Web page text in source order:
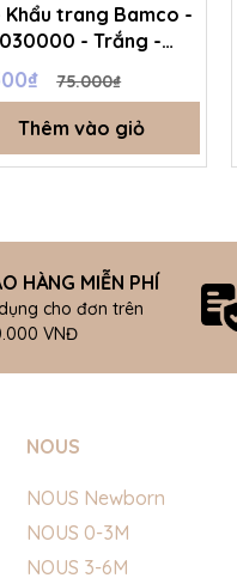
Khẩu trang Bamco -
- Trắng -
- Free size -
75.000₫
Thêm vào giỏ
HÀNG MIỄN PHÍ
cho đơn trên
VNĐ
NOUS
NOUS Newborn
NOUS 0-3M
NOUS 3-6M